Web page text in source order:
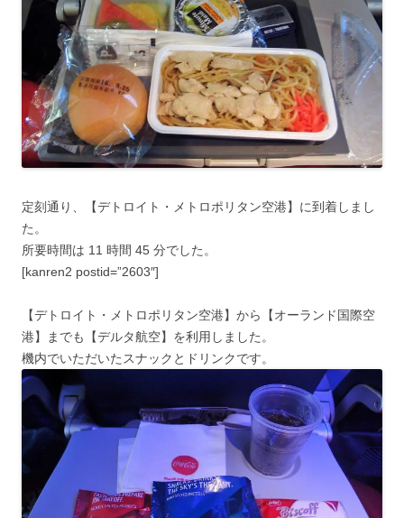
定刻通り、【デトロイト・メトロポリタン空港】に到着しまし
た。
所要時間は 11 時間 45 分でした。
[kanren2 postid=”2603″]
【デトロイト・メトロポリタン空港】から【オーランド国際空
港】までも【デルタ航空】を利用しました。
機内でいただいたスナックとドリンクです。